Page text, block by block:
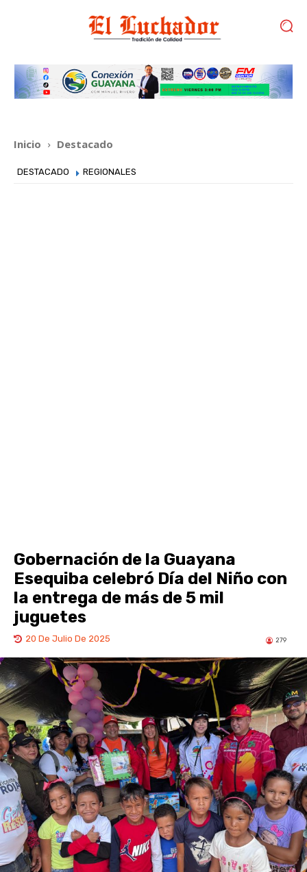
Inicio Destacado
DESTACADO REGIONALES
Gobernación de la Guayana
Esequiba celebró Día del Niño con
la entrega de más de 5 mil
juguetes
20 De Julio De 2025 279